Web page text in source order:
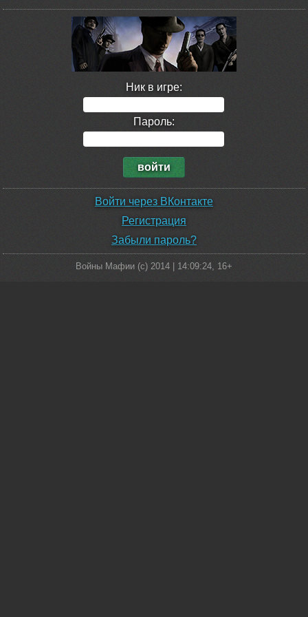
Ник в игре:
Пароль:
Войти через ВКонтакте
Регистрация
Забыли пароль?
Войны Мафии (c) 2014 | 14:09:24, 16+